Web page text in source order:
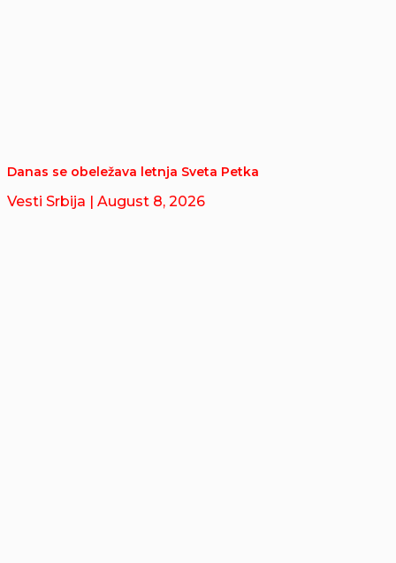
Danas se obeležava letnja Sveta Petka
Vesti Srbija | August 8, 2026